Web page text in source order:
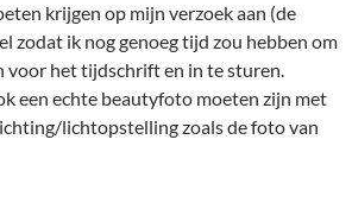
krijgen op mijn verzoek aan (de
zodat ik nog genoeg tijd zou hebben om
voor het tijdschrift en in te sturen.
een echte beautyfoto moeten zijn met
lichtopstelling zoals de foto van